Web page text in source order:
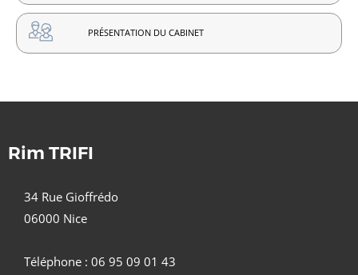
PRÉSENTATION DU CABINET
Rim TRIFI
34 Rue Gioffrédo
06000 Nice
Téléphone : 06 95 09 01 43